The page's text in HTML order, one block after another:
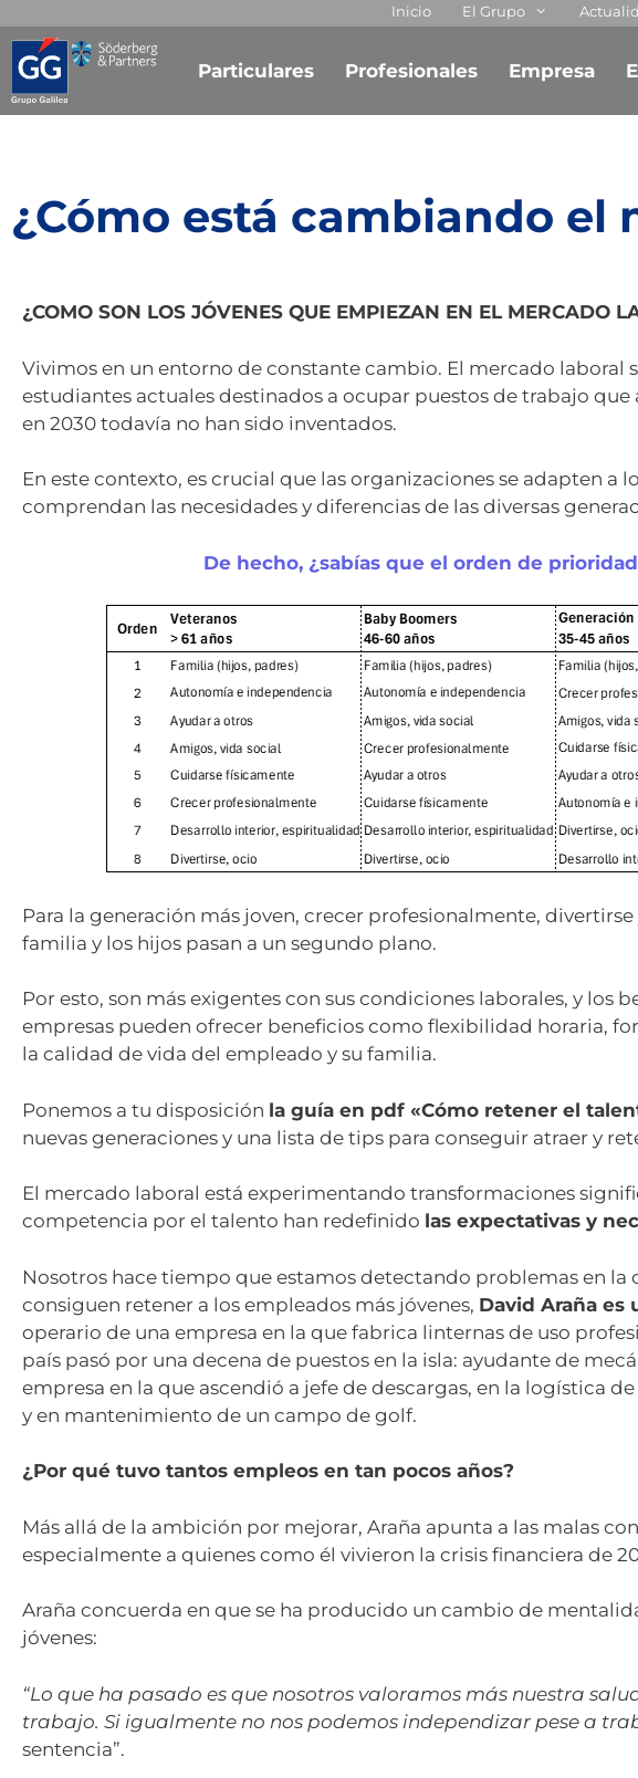
Inicio El Grupo
Particulares Profesionales Empresa
¿Cómo está cambiando el
¿COMO SON LOS JÓVENES QUE EMPIEZAN EN EL MERCADO
Vivimos en un entorno de constante cambio. El mercado laboral
estudiantes actuales destinados a ocupar puestos de trabajo
en 2030 todavía no han sido inventados.
En este contexto, es crucial que las organizaciones se adapten a
comprendan las necesidades y diferencias de las diversas
De hecho, ¿sabías que el orden de
Para la generación más joven, crecer profesionalmente,
familia y los hijos pasan a un segundo plano.
Por esto, son más exigentes con sus condiciones laborales, y los
empresas pueden ofrecer beneficios como flexibilidad horaria,
la calidad de vida del empleado y su familia.
Ponemos a tu disposición la guía en pdf «Cómo retener el
nuevas generaciones y una lista de tips para conseguir atraer y
El mercado laboral está experimentando transformaciones
competencia por el talento han redefinido las expectativas y
Nosotros hace tiempo que estamos detectando problemas en
consiguen retener a los empleados más jóvenes, David Araña es
operario de una empresa en la que fabrica linternas de uso
país pasó por una decena de puestos en la isla: ayudante de
empresa en la que ascendió a jefe de descargas, en la logística
y en mantenimiento de un campo de golf.
¿Por qué tuvo tantos empleos en tan pocos años?
Más allá de la ambición por mejorar, Araña apunta a las malas
especialmente a quienes como él vivieron la crisis financiera de
Araña concuerda en que se ha producido un cambio de
jóvenes:
“Lo que ha pasado es que nosotros valoramos más nuestra
trabajo. Si igualmente no nos podemos independizar pese a
sentencia”.